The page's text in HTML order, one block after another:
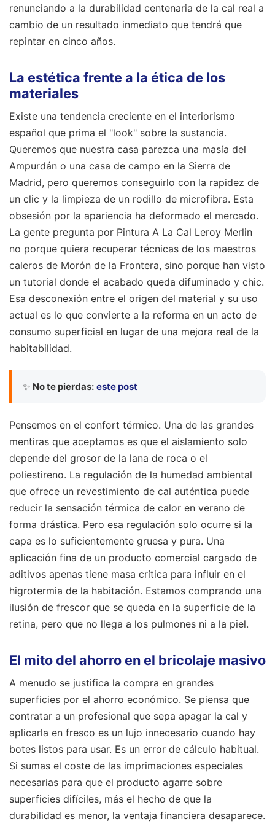
renunciando a la durabilidad centenaria de la cal real a
cambio de un resultado inmediato que tendrá que
repintar en cinco años.
La estética frente a la ética de los
materiales
Existe una tendencia creciente en el interiorismo
español que prima el "look" sobre la sustancia.
Queremos que nuestra casa parezca una masía del
Ampurdán o una casa de campo en la Sierra de
Madrid, pero queremos conseguirlo con la rapidez de
un clic y la limpieza de un rodillo de microfibra. Esta
obsesión por la apariencia ha deformado el mercado.
La gente pregunta por Pintura A La Cal Leroy Merlin
no porque quiera recuperar técnicas de los maestros
caleros de Morón de la Frontera, sino porque han visto
un tutorial donde el acabado queda difuminado y chic.
Esa desconexión entre el origen del material y su uso
actual es lo que convierte a la reforma en un acto de
consumo superficial en lugar de una mejora real de la
habitabilidad.
✨ No te pierdas: este post
Pensemos en el confort térmico. Una de las grandes
mentiras que aceptamos es que el aislamiento solo
depende del grosor de la lana de roca o el
poliestireno. La regulación de la humedad ambiental
que ofrece un revestimiento de cal auténtica puede
reducir la sensación térmica de calor en verano de
forma drástica. Pero esa regulación solo ocurre si la
capa es lo suficientemente gruesa y pura. Una
aplicación fina de un producto comercial cargado de
aditivos apenas tiene masa crítica para influir en el
higrotermia de la habitación. Estamos comprando una
ilusión de frescor que se queda en la superficie de la
retina, pero que no llega a los pulmones ni a la piel.
El mito del ahorro en el bricolaje masivo
A menudo se justifica la compra en grandes
superficies por el ahorro económico. Se piensa que
contratar a un profesional que sepa apagar la cal y
aplicarla en fresco es un lujo innecesario cuando hay
botes listos para usar. Es un error de cálculo habitual.
Si sumas el coste de las imprimaciones especiales
necesarias para que el producto agarre sobre
superficies difíciles, más el hecho de que la
durabilidad es menor, la ventaja financiera desaparece.